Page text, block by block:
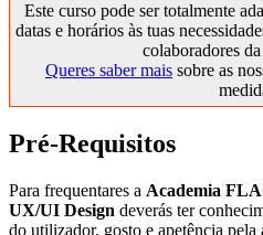
Este curso pode ser totalmente
datas e horários às tuas
colaboradores
Queres saber mais sobre as
Pré-Requisitos
Para frequentares a Academia
UX/UI Design deverás ter
do utilizador, gosto e apetência